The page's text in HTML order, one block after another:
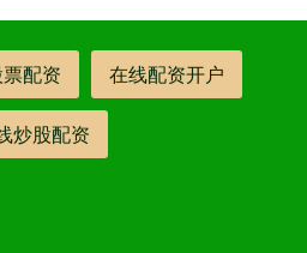
配资 在线配资开户
炒股配资